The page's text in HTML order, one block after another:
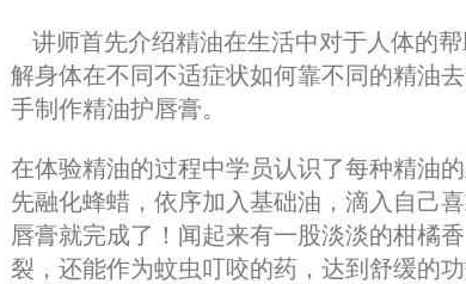
讲师首先介绍精油在生活中对于人体的
解身体在不同不适症状如何靠不同的精油
手制作精油护唇膏。
在体验精油的过程中学员认识了每种精油
先融化蜂蜡，依序加入基础油，滴入自己
唇膏就完成了 ！ 闻起来有一股淡淡的柑橘
裂，还能作为蚊虫叮咬的药，达到舒缓的功